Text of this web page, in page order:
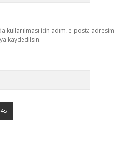
kullanılması için adım, e-posta adresim
kaydedilsin.